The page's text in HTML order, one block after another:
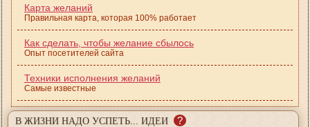
Карта желаний
Правильная карта, которая 100% работает
Как сделать, чтобы желание сбылось
Опыт посетителей сайта
Техники исполнения желаний
Самые известные
В ЖИЗНИ НАДО УСПЕТЬ... ИДЕИ ?